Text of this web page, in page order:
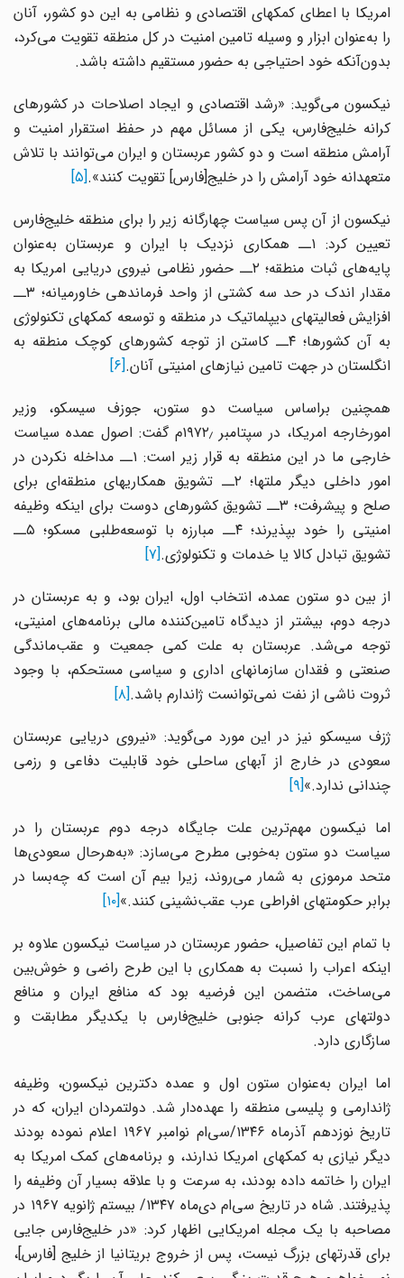
امریکا با اعطای کمکهای اقتصادی و نظامی به این دو کشور، آنان
را به‌عنوان ابزار و وسیله تامین امنیت در کل منطقه تقویت می‌کرد،
بدون‌آنکه خود احتیاجی به حضور مستقیم داشته باشد.
نیکسون می‌گوید: «رشد اقتصادی و ایجاد اصلاحات در کشورهای
کرانه خلیج‌فارس، یکی از مسائل مهم در حفظ استقرار امنیت و
آرامش منطقه است و دو کشور عربستان و ایران می‌توانند با تلاش
متعهدانه خود آرامش را در خلیج[فارس] تقویت کنند».[۵]
نیکسون از آن پس سیاست چهارگانه زیر را برای منطقه خلیج‌فارس
تعیین کرد: ۱ــ همکاری نزدیک با ایران و عربستان به‌عنوان
پایه‌های ثبات منطقه؛ ۲ــ حضور نظامی نیروی دریایی امریکا به
مقدار اندک در حد سه کشتی از واحد فرماندهی خاورمیانه؛ ۳ــ
افزایش فعالیتهای دیپلماتیک در منطقه و توسعه کمکهای تکنولوژی
به آن کشورها؛ ۴ــ کاستن از توجه کشورهای کوچک منطقه به
انگلستان در جهت تامین نیازهای امنیتی آنان.[۶]
همچنین براساس سیاست دو ستون، جوزف سیسکو، وزیر
امورخارجه امریکا، در سپتامبر ۱۹۷۲٫م گفت: اصول عمده سیاست
خارجی ما در این منطقه به قرار زیر است: ۱ــ مداخله نکردن در
امور داخلی دیگر ملتها؛ ۲ــ تشویق همکاریهای منطقه‌ای برای
صلح و پیشرفت؛ ۳ــ تشویق کشورهای دوست برای اینکه وظیفه
امنیتی را خود بپذیرند؛ ۴ــ مبارزه با توسعه‌طلبی مسکو؛ ۵ــ
تشویق تبادل کالا یا خدمات و تکنولوژی.[۷]
از بین دو ستون عمده، انتخاب اول، ایران بود، و به عربستان در
درجه دوم، بیشتر از دیدگاه تامین‌کننده مالی برنامه‌های امنیتی،
توجه می‌شد. عربستان به علت کمی جمعیت و عقب‌ماندگی
صنعتی و فقدان سازمانهای اداری و سیاسی مستحکم، با وجود
ثروت ناشی از نفت نمی‌توانست ژاندارم باشد.[۸]
ژزف سیسکو نیز در این مورد می‌گوید: «نیروی دریایی عربستان
سعودی در خارج از آبهای ساحلی خود قابلیت دفاعی و رزمی
چندانی ندارد.»[۹]
اما نیکسون مهم‌ترین علت جایگاه درجه دوم عربستان را در
سیاست دو ستون به‌خوبی مطرح می‌سازد: «به‌هرحال سعودی‌ها
متحد مرموزی به شمار می‌روند، زیرا بیم آن است که چه‌بسا در
برابر حکومتهای افراطی عرب عقب‌نشینی کنند.»[۱۰]
با تمام این تفاصیل، حضور عربستان در سیاست نیکسون علاوه بر
اینکه اعراب را نسبت به همکاری با این طرح راضی و خوش‌بین
می‌ساخت، متضمن این فرضیه بود که منافع ایران و منافع
دولتهای عرب کرانه جنوبی خلیج‌فارس با یکدیگر مطابقت و
سازگاری دارد.
اما ایران به‌عنوان ستون اول و عمده دکترین نیکسون، وظیفه
ژاندارمی و پلیسی منطقه را عهده‌دار شد. دولتمردان ایران، که در
تاریخ نوزدهم آذرماه ۱۳۴۶/سی‌ام نوامبر ۱۹۶۷ اعلام نموده بودند
دیگر نیازی به کمکهای امریکا ندارند، و برنامه‌های کمک امریکا به
ایران را خاتمه داده بودند، به سرعت و با علاقه بسیار آن وظیفه را
پذیرفتند. شاه در تاریخ سی‌ام دی‌ماه ۱۳۴۷/ بیستم ژانویه ۱۹۶۷ در
مصاحبه با یک مجله امریکایی اظهار کرد: «در خلیج‌فارس جایی
برای قدرتهای بزرگ نیست، پس از خروج بریتانیا از خلیج [فارس]،